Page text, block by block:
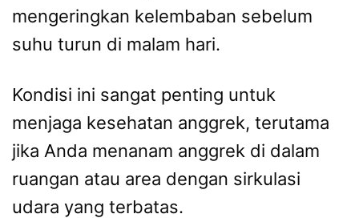
mengeringkan kelembaban sebelum
suhu turun di malam hari.
Kondisi ini sangat penting untuk
menjaga kesehatan anggrek, terutama
jika Anda menanam anggrek di dalam
ruangan atau area dengan sirkulasi
udara yang terbatas.